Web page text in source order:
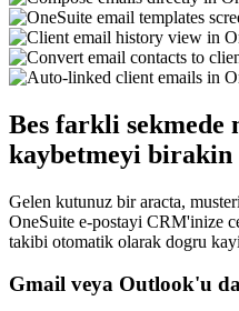
Bes farkli sekmede
kaybetmeyi birakin
Gelen kutunuz bir aracta,
OneSuite e-postayi CRM'inize
takibi otomatik olarak dogru
Gmail veya Outlook'u